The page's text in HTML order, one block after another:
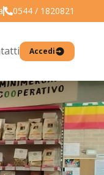
0544 / 1820821
Accedi